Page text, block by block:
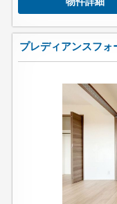
プレディアンスフォ